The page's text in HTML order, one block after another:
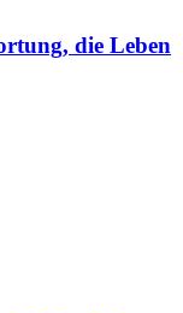
die Leben